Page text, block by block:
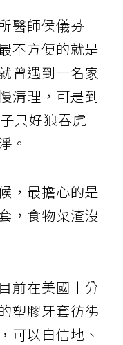
醫師侯儀芬
不方便的就是
曾遇到一名家
清理，可是到
只好狼吞虎
。
，最擔心的是
，食物菜渣沒
前在美國十分
塑膠牙套彷彿
可以自信地、